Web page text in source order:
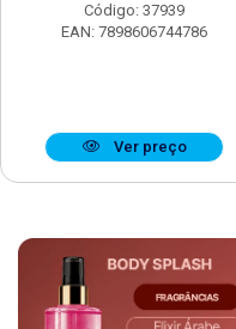
Código: 37939
EAN: 7898606744786
Ver preço